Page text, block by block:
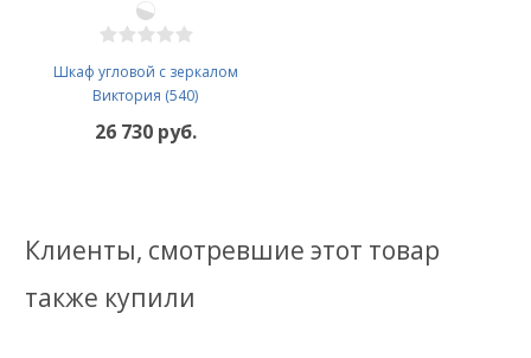
Шкаф угловой с зеркалом
Виктория (540)
26 730 руб.
Клиенты, смотревшие этот товар
также купили